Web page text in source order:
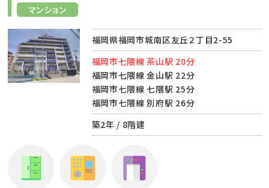
マンション
福岡県福岡市城南区友丘２丁目2-55
福岡市七隈線 茶山駅 20分
福岡市七隈線 金山駅 22分
福岡市七隈線 七隈駅 25分
福岡市七隈線 別府駅 26分
築2年 / 8階建